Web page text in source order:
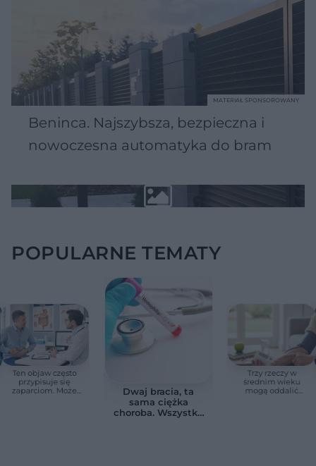
Beninca. Najszybsza, bezpieczna i
nowoczesna automatyka do bram
MATERIAŁ SPONSOROWANY
POPULARNE TEMATY
Ten objaw często
przypisuje się
zaparciom. Może
Dwaj bracia, ta
sama ciężka
choroba. Wszystko
Trzy rzeczy w
średnim wieku
mogą oddalić